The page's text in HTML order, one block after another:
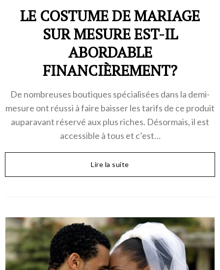
LE COSTUME DE MARIAGE
SUR MESURE EST-IL
ABORDABLE
FINANCIÈREMENT?
De nombreuses boutiques spécialisées dans la demi-
mesure ont réussi à faire baisser les tarifs de ce produit
auparavant réservé aux plus riches. Désormais, il est
accessible à tous et c’est…
Lire la suite